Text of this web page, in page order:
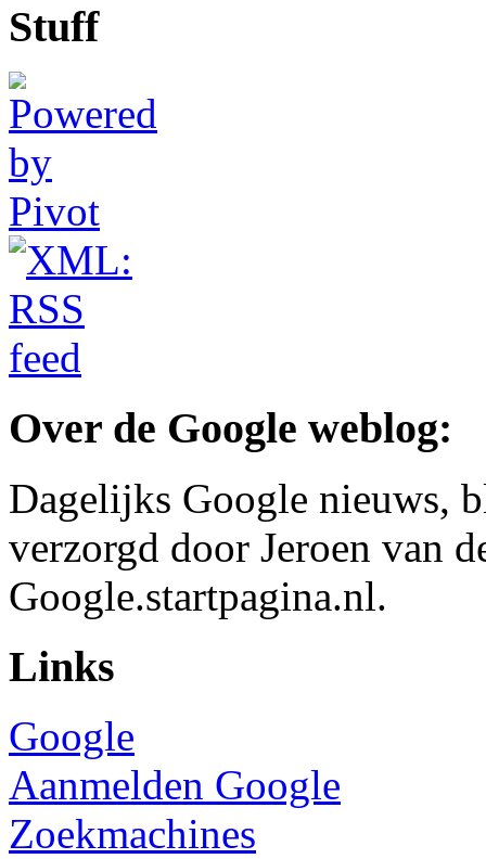
Stuff
Over de Google weblog:
Dagelijks Google nieuws,
verzorgd door Jeroen van
Google.startpagina.nl.
Links
Google
Aanmelden Google
Zoekmachines